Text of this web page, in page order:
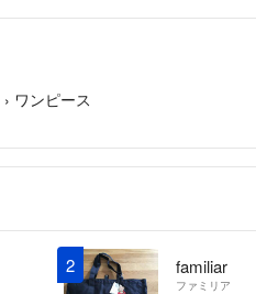
› ワンピース
2 familiar
ファミリア